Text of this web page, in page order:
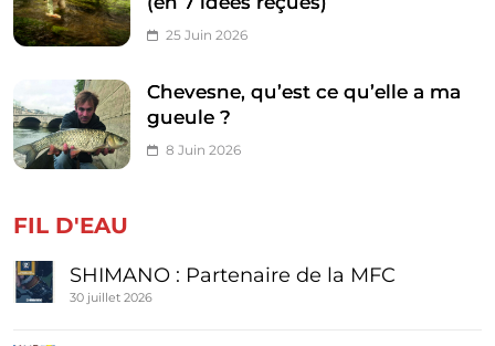
25 Juin 2026
Chevesne, qu’est ce qu’elle a ma
gueule ?
8 Juin 2026
FIL D'EAU
SHIMANO : Partenaire de la MFC
30 juillet 2026